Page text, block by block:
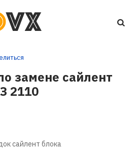
замене сайлент
2110
сайлент блока